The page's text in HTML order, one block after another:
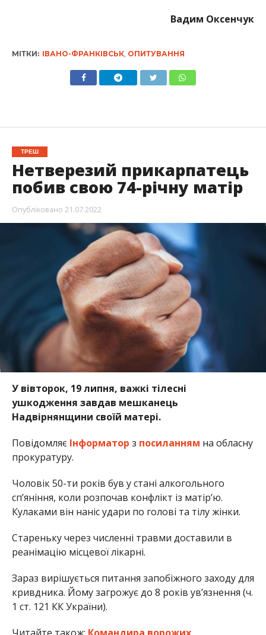
Вадим Оксенчук
МІТКИ: ІВАНО-ФРАНКІВСЬК, ОПИТУВАННЯ
ТРЕШ
Нетверезий прикарпатець
побив свою 74-річну матір
Опубліковано 21.07.2022
У вівторок, 19 липня, важкі тілесні
ушкодження завдав мешканець
Надвірнянщини своїй матері.
Повідомляє Інформатор з посиланням на обласну
прокуратуру.
Чоловік 50-ти років був у стані алкогольного
сп’яніння, коли розпочав конфлікт із матір’ю.
Кулаками він наніс удари по голові та тілу жінки.
Стареньку через численні травми доставили в
реанімацію місцевої лікарні.
Зараз вирішується питання запобіжного заходу для
кривдника. Йому загрожує до 8 років ув’язнення (ч.
1 ст. 121 КК України).